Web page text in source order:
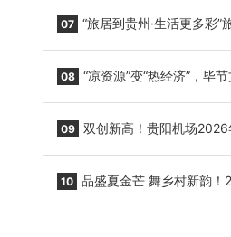
07 “旅居到贵州·生活更多彩”
08 “凉资源”变“热经济”，毕
09 双创新高！贵阳机场2026
10 品盛夏金芒 舞乡村新韵！